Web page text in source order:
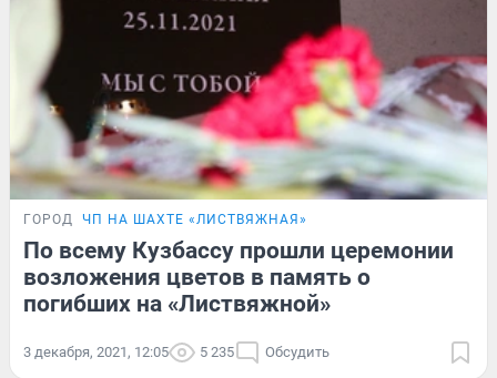
ГОРОД ЧП НА ШАХТЕ «ЛИСТВЯЖНАЯ»
По всему Кузбассу прошли церемонии
возложения цветов в память о
погибших на «Листвяжной»
3 декабря, 2021, 12:05 5 235 Обсудить